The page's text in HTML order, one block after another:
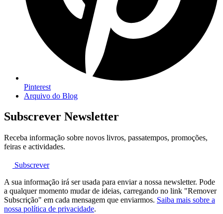
Pinterest
Arquivo do Blog
Subscrever Newsletter
Receba informação sobre novos livros, passatempos, promoções,
feiras e actividades.
Subscrever
A sua informação irá ser usada para enviar a nossa newsletter. Pode
a qualquer momento mudar de ideias, carregando no link "Remover
Subscrição" em cada mensagem que enviarmos. Saiba mais sobre a
nossa política de privacidade.